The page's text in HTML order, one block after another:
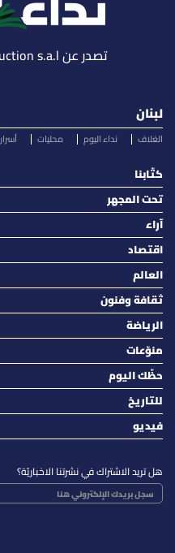
تصدر عن Lebanese Media Production s.a.l
لبنان
الغلاف نداء اليوم محليات أسرار
كتّابنا
تحت المجهر
آراء
اقتصاد
العالم
ثقافة وفنون
الرياضة
منوّعات
حظّك اليوم
للتاريخ
فيديو
هل تريد الاشتراك في نشرتنا الاخباريّة؟